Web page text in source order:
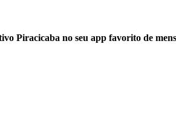
Piracicaba no seu app favorito de